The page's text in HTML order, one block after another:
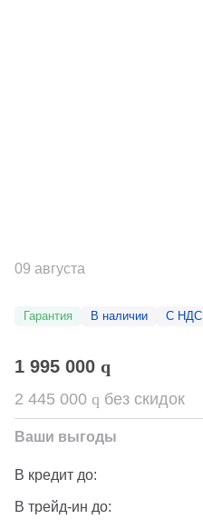
09 августа
Гарантия В наличии С НДС
1 995 000 q
2 445 000 q без скидок
Ваши выгоды
В кредит до:
В трейд-ин до: